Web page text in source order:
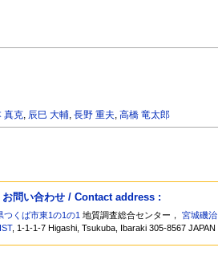
真克, 辰巳 大輔,長野 重夫,高橋 竜太郎
お問い合わせ / Contact address :
つくば市東1の1の1 地質調査総合センター，宮城磯治
, 1-1-1-7 Higashi, Tsukuba, Ibaraki 305-8567 JAPAN